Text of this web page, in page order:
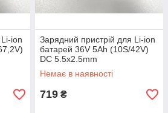
ion
Зарядний пристрій для Li-ion
батарей 36V 5Ah (10S/42V)
DC 5.5x2.5mm
Немає в наявності
719 ₴